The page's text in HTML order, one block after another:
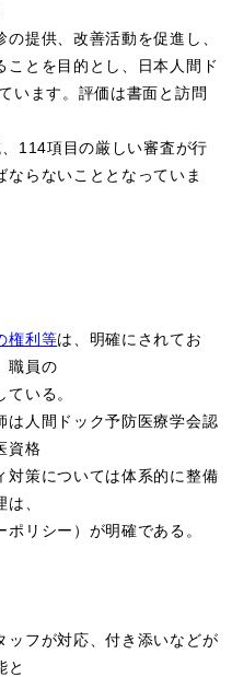
提供、改善活動を促進し、
とを目的とし、日本人間ド
います。評価は書面と訪問
114項目の厳しい審査が行
ならないこととなっていま
権利等は、明確にされてお
職員の
いる。
人間ドック予防医療学会認
資格
策については体系的に整備
、
リシー）が明確である。
フが対応、付き添いなどが
と